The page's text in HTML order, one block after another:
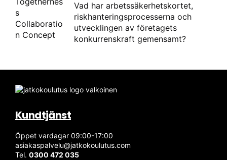
Vad har arbetssäkerhetskortet,
riskhanteringsprocesserna och
utvecklingen av företagets
konkurrenskraft gemensamt?
Kundtjänst
Öppet vardagar 09:00-17:00
asiakaspalvelu@jatkokoulutus.com
Tel. 0300 472 035